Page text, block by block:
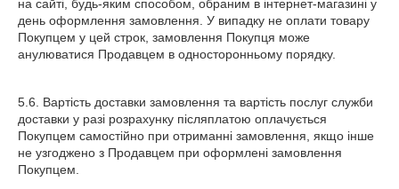
на сайті, будь-яким способом, обраним в інтернет-магазині у
день оформлення замовлення. У випадку не оплати товару
Покупцем у цей строк, замовлення Покупця може
анулюватися Продавцем в односторонньому порядку.
5.6. Вартість доставки замовлення та вартість послуг служби
доставки у разі розрахунку післяплатою оплачується
Покупцем самостійно при отриманні замовлення, якщо інше
не узгоджено з Продавцем при оформлені замовлення
Покупцем.